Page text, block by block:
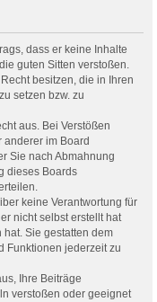
dass er keine Inhalte
guten Sitten verstoßen.
besitzen, die in Ihren
setzen bzw. zu
aus. Bei Verstößen
im Board
Sie nach Abmahnung
dieses Boards
keine Verantwortung für
nicht selbst erstellt hat
Sie gestatten dem
Funktionen jederzeit zu
Ihre Beiträge
verstoßen oder geeignet